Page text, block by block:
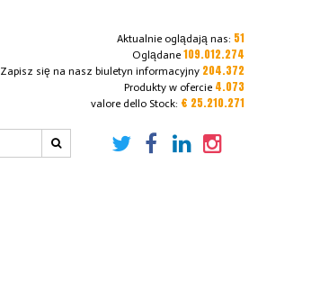
Aktualnie oglądają nas: 51
Oglądane 109.012.274
Zapisz się na nasz biuletyn informacyjny 204.372
Produkty w ofercie 4.073
valore dello Stock: € 25.210.271